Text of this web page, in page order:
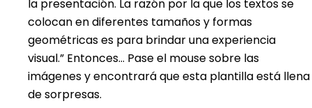
la presentación. La razón por la que los textos se
colocan en diferentes tamaños y formas
geométricas es para brindar una experiencia
visual.” Entonces… Pase el mouse sobre las
imágenes y encontrará que esta plantilla está llena
de sorpresas.